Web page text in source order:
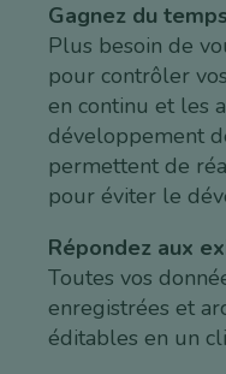
Gagnez du
Plus besoin de
pour contrôler
en continu et les
développement
permettent de
pour éviter le
Répondez aux
Toutes vos
enregistrées et
éditables en un